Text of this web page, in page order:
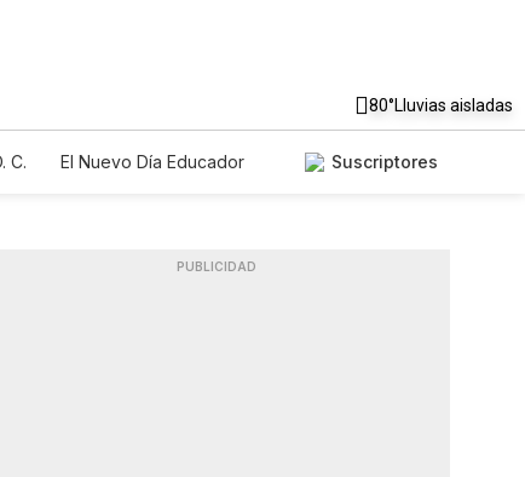
80°Lluvias aisladas
C.
El Nuevo Día Educador
Suscriptores
PUBLICIDAD